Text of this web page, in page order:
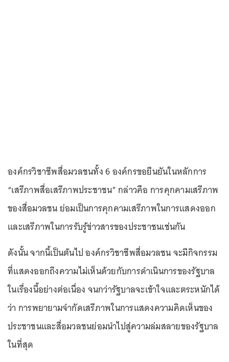
องค์กรวิชาชีพสื่อมวลชนทั้ง 6 องค์กรขอยืนยันในหลักการ
“เสรีภาพสื่อเสรีภาพประชาชน” กล่าวคือ การคุกคามเสรีภาพ
ของสื่อมวลชน ย่อมเป็นการคุกคามเสรีภาพในการแสดงออก
และเสรีภาพในการรับรู้ข่าวสารของประชาชนเช่นกัน
ดังนั้น จากนี้เป็นต้นไป องค์กรวิชาชีพสื่อมวลชน จะมีกิจกรรม
ที่แสดงออกถึงความไม่เห็นด้วยกับการดำเนินการของรัฐบาล
ในเรื่องนี้อย่างต่อเนื่อง จนกว่ารัฐบาลจะเข้าใจและตระหนักได้
ว่า การพยายามจำกัดเสรีภาพในการแสดงความคิดเห็นของ
ประชาชนและสื่อมวลชนย่อมนำไปสู่ความล่มสลายของรัฐบาล
ในที่สุด